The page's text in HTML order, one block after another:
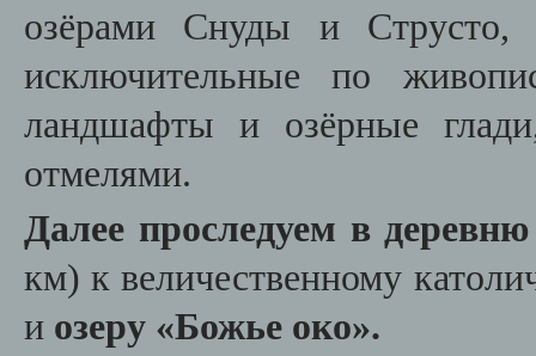
озёрами Снуды и Струсто,
исключительные по
ландшафты и озёрные
отмелями.
Далее проследуем в
км) к величественному
и озеру «Божье око».